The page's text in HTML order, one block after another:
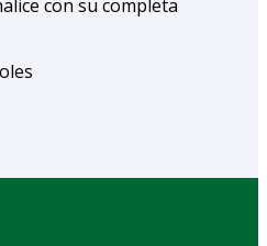
con su completa